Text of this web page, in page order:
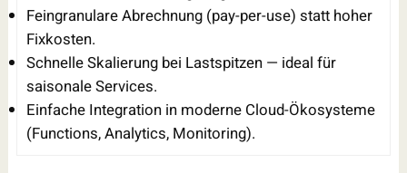
Feingranulare Abrechnung (pay-per-use) statt hoher
Fixkosten.
Schnelle Skalierung bei Lastspitzen — ideal für
saisonale Services.
Einfache Integration in moderne Cloud-Ökosysteme
(Functions, Analytics, Monitoring).